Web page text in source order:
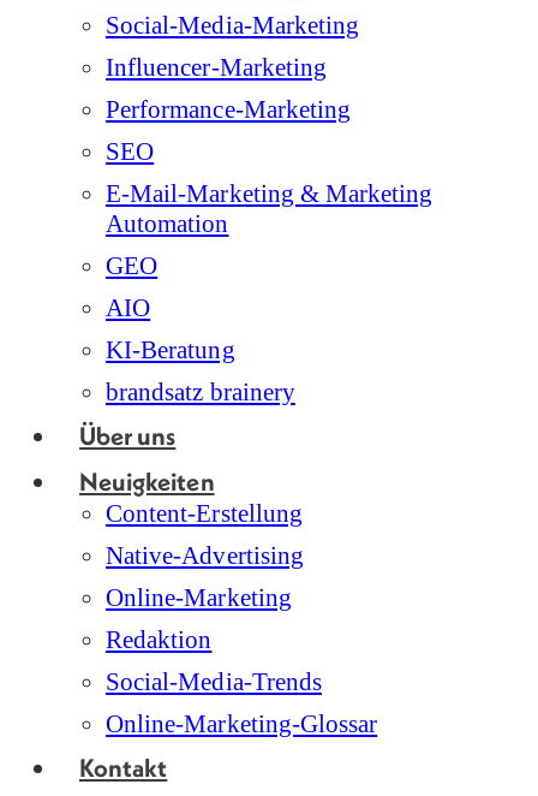
Social-Media-Marketing
Influencer-Marketing
Performance-Marketing
SEO
E-Mail-Marketing & Marketing
Automation
GEO
AIO
KI-Beratung
brandsatz brainery
Über uns
Neuigkeiten
Content-Erstellung
Native-Advertising
Online-Marketing
Redaktion
Social-Media-Trends
Online-Marketing-Glossar
Kontakt